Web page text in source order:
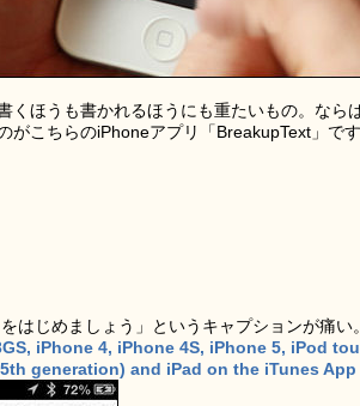
くほうも書かれるほうにも重たいもの。なら
こちらのiPhoneアプリ「BreakupText」で
はじめましょう」というキャプションが痛い。
iPhone 4, iPhone 4S, iPhone 5, iPod
generation) and iPad on the iTunes App